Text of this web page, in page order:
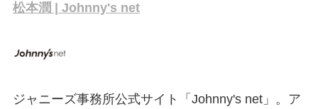
松本潤 | Johnny's net
ジャニーズ事務所公式サイト「Johnny's net」。ア